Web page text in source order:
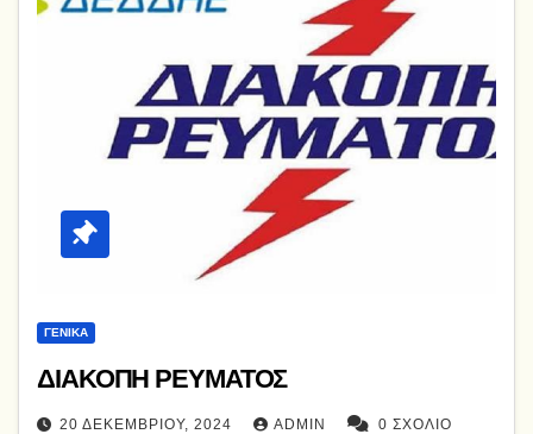
ΓΕΝΙΚΆ
ΔΙΑΚΟΠΗ ΡΕΥΜΑΤΟΣ
20 ΔΕΚΕΜΒΡΊΟΥ, 2024 ADMIN 0 ΣΧΌΛΙΟ